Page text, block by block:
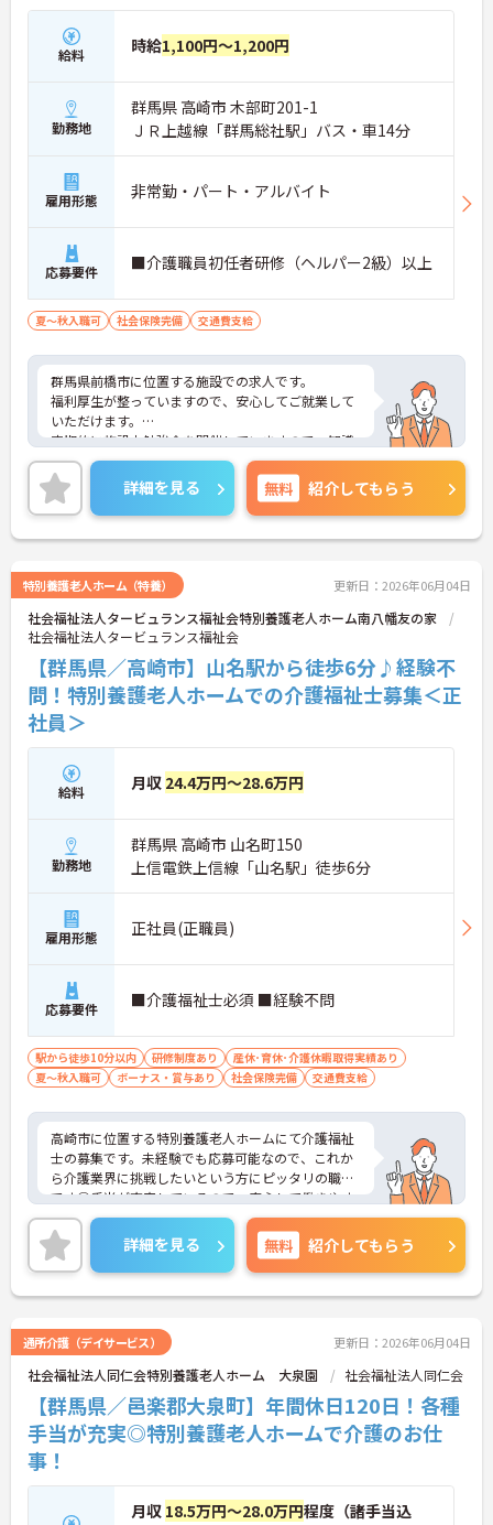
給料 時給1,100円～1,200円
勤務地
群馬県 高崎市 木部町201-1
ＪＲ上越線「群馬総社駅」バス・車14分
雇用形態 非常勤・パート・アルバイト
応募要件 ■介護職員初任者研修（ヘルパー2級）以上
夏～秋入職可 社会保険完備 交通費支給
群馬県前橋市に位置する施設での求人です。
福利厚生が整っていますので、安心してご就業して
いただけます。
定期的に施設内勉強会を開催していますので、知識
を習得することができます。
ご興味のある方は、お気軽にお問い合わせくださ
い。
詳細を見る 無料 紹介してもらう
特別養護老人ホーム（特養） 更新日：2026年06月04日
社会福祉法人タービュランス福祉会特別養護老人ホーム南八幡友の家
社会福祉法人タービュランス福祉会
【群馬県／高崎市】山名駅から徒歩6分♪経験不
問！特別養護老人ホームでの介護福祉士募集＜正
社員＞
給料 月収 24.4万円～28.6万円
勤務地
群馬県 高崎市 山名町150
上信電鉄上信線「山名駅」徒歩6分
雇用形態 正社員(正職員)
応募要件 ■介護福祉士必須 ■経験不問
駅から徒歩10分以内 研修制度あり
産休･育休･介護休暇取得実績あり
夏～秋入職可
ボーナス・賞与あり 社会保険完備 交通費支給
高崎市に位置する特別養護老人ホームにて介護福祉
士の募集です。未経験でも応募可能なので、これか
ら介護業界に挑戦したいという方にピッタリの職場
です◎手当が充実しているので、安心して働きやす
い環境が整っています♪ご興味ある方は面接ポイン
トをお伝えしますので、お気軽にご連絡ください。
詳細を見る 無料 紹介してもらう
通所介護（デイサービス） 更新日：2026年06月04日
社会福祉法人同仁会特別養護老人ホーム 大泉園 社会福祉法人同仁会
【群馬県／邑楽郡大泉町】年間休日120日！各種
手当が充実◎特別養護老人ホームで介護のお仕
事！
月収 18.5万円～28.0万円程度（諸手当込